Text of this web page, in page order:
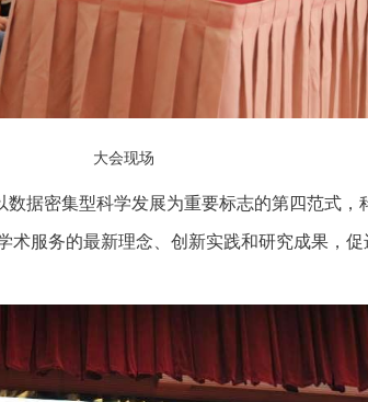
大会现场
据密集型科学发展为重要标志的第四范式
服务的最新理念、创新实践和研究成果，